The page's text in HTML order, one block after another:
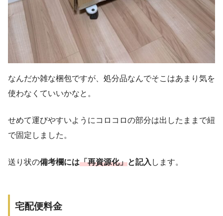
なんだか雑な梱包ですが、処分品なんでそこはあまり気を
使わなくていいかなと。
せめて運びやすいようにコロコロの部分は出したままで紐
で固定しました。
送り状の備考欄には「再資源化」と記入 します。
宅配便料金